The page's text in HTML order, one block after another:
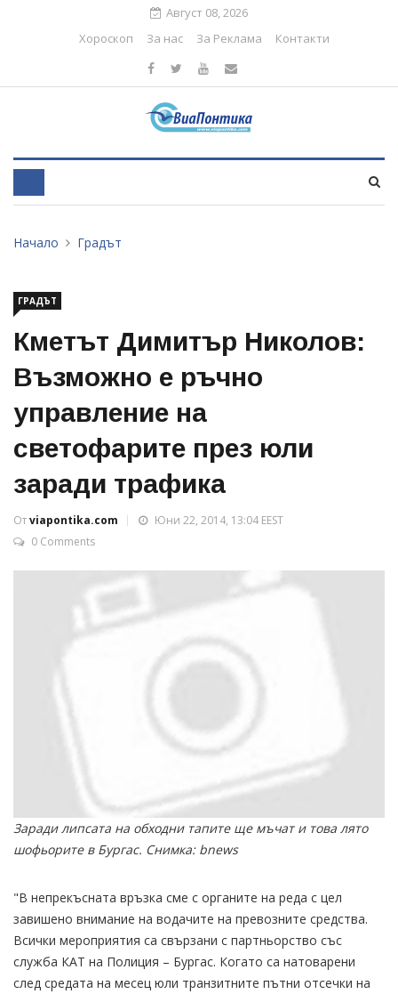
Август 08, 2026
Хороскоп
За нас За Реклама Контакти
Начало Градът
ГРАДЪТ
Кметът Димитър Николов:
Възможно е ръчно
управление на
светофарите през юли
заради трафика
Отviapontika.com
Юни 22, 2014, 13:04 EEST
0 Comments
Заради липсата на обходни тапите ще мъчат и това лято
шофьорите в Бургас. Снимка: bnews
"В непрекъсната връзка сме с органите на реда с цел
завишено внимание на водачите на превозните средства.
Всички мероприятия са свързани с партньорство със
служба КАТ на Полиция – Бургас. Когато са натоварени
след средата на месец юли транзитните пътни отсечки на